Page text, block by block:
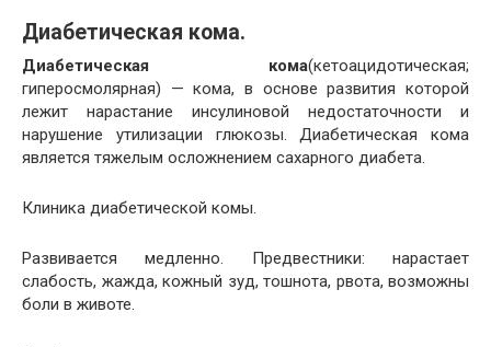
Диабетическая кома.
Диабетическая кома(кетоацидотическая;
гиперосмолярная) — кома, в основе развития которой
лежит нарастание инсулиновой недостаточности и
нарушение утилизации глюкозы. Диабетическая кома
является тяжелым осложнением сахарного диабета.
Клиника диабетической комы.
Развивается медленно. Предвестники: нарастает
слабость, жажда, кожный зуд, тошнота, рвота, возможны
боли в животе.